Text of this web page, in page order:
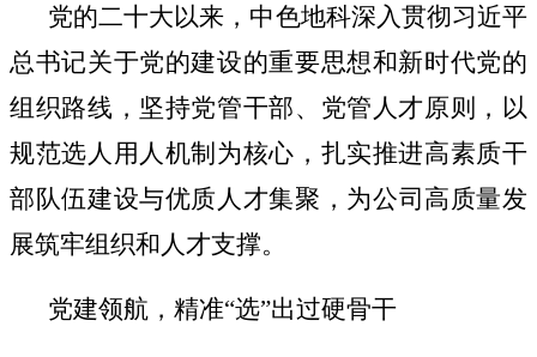
党的二十大以来，中色地科深入贯彻习近平
总书记关于党的建设的重要思想和新时代党的
组织路线，坚持党管干部、党管人才原则，以
规范选人用人机制 为核心， 扎实推进高素质干
部队伍建设与优质人才集聚，为公司 高质量发
展筑牢组织和人才支撑。
党建领航，精准“选”出过硬骨干